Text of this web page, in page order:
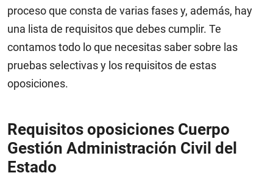
proceso que consta de varias fases y, además, hay
una lista de requisitos que debes cumplir. Te
contamos todo lo que necesitas saber sobre las
pruebas selectivas y los requisitos de estas
oposiciones.
Requisitos oposiciones Cuerpo
Gestión Administración Civil del
Estado